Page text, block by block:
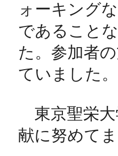
ォーキング
であること
た。参加者
ていました。
東京聖栄大
献に努めてま